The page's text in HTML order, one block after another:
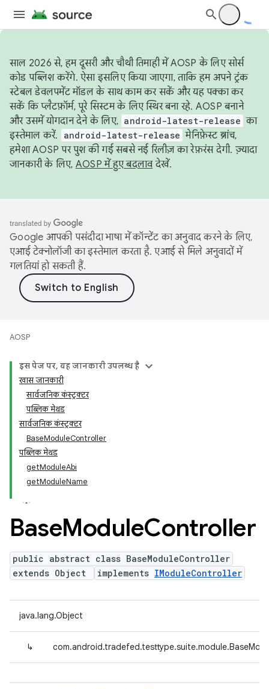
साल 2026 से, हम दूसरी और चौथी तिमाही में AOSP के लिए सोर्स
कोड पब्लिश करेंगे. ऐसा इसलिए किया जाएगा, ताकि हम अपने ट्रंक
स्टेबल डेवलपमेंट मॉडल के साथ काम कर सकें और यह पक्का कर
सकें कि प्लैटफ़ॉर्म, पूरे सिस्टम के लिए स्थिर बना रहे. AOSP बनाने
और उसमें योगदान देने के लिए, android-latest-release का
इस्तेमाल करें.
android-latest-release मेनिफ़ेस्ट ब्रांच,
हमेशा AOSP पर पुश की गई सबसे नई रिलीज़ का रेफ़रंस देगी. ज़्यादा
जानकारी के लिए, AOSP में हुए बदलावदेखें.
Google आपकी पसंदीदा भाषा में कॉन्टेंट का अनुवाद करने के लिए,
एआई टेक्नोलॉजी का इस्तेमाल करता है. एआई से मिले अनुवादों में
गलतियां हो सकती हैं.
AOSP
इस पेज पर, यह जानकारी उपलब्ध है
खास जानकारी
सार्वजनिक कंस्ट्रक्टर
पब्लिक मेथड
सार्वजनिक कंस्ट्रक्टर
BaseModuleController
पब्लिक मेथड
getModuleAbi
getModuleName
BaseModuleController
public abstract class BaseModuleController
extends Object
implements IModuleController
java.lang.Object
↳